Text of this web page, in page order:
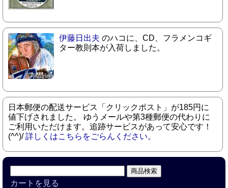
伊藤日出夫 のハコに、CD、フラメンコギ
ター教則本が入荷しました。
日本郵便の配送サービス「クリックポスト」が185円に
値下げされました。 ゆうメールや第3種郵便の代わりに
ご利用いただけます。追跡サービスがあって安心です！
(^^)/詳しくはこちらをごらんください。
カートを見る